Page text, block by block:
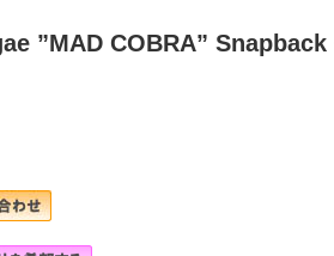
”MAD COBRA” Snapback